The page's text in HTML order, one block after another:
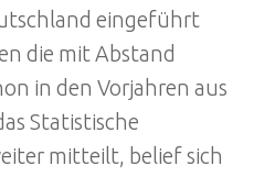
eingeführt
die mit Abstand
in den Vorjahren aus
Statistische
mitteilt, belief sich